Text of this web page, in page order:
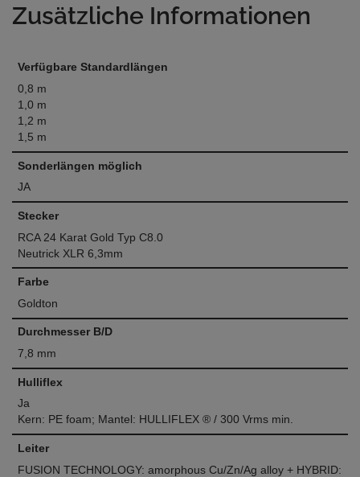
Zusätzliche Informationen
Verfügbare Standardlängen
0,8 m
1,0 m
1,2 m
1,5 m
Sonderlängen möglich
JA
Stecker
RCA 24 Karat Gold Typ C8.0
Neutrick XLR 6,3mm
Farbe
Goldton
Durchmesser B/D
7,8 mm
Hulliflex
Ja
Kern: PE foam; Mantel: HULLIFLEX ® / 300 Vrms min.
Leiter
FUSION TECHNOLOGY: amorphous Cu/Zn/Ag alloy + HYBRID: